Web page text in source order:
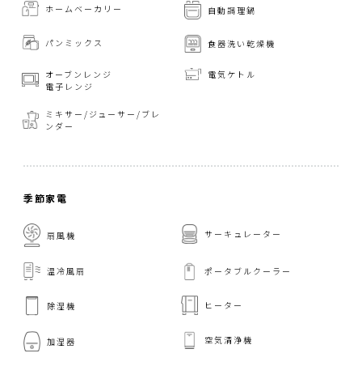
ホームベーカリー 自動調理鍋
パンミックス 食器洗い乾燥機
オーブンレンジ
電子レンジ
電気ケトル
ミキサー/ジューサー/ ブレ
ンダー
季節家電
扇風機 サーキュレーター
温冷風扇 ポータブルクーラー
除湿機 ヒーター
加湿器 空気清浄機